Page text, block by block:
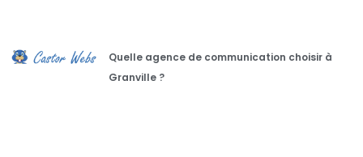
Quelle agence de communication choisir à
Granville ?